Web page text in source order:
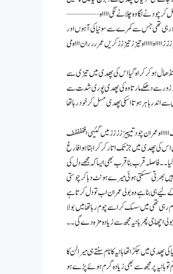
چودنے لگا وہ چلانے لگی ااااه – – – – – – – –
رہی تھی جس سے کمرے سے سونیا کی آہوں اور
ااااه اااااه تیزز تیززز کریں عمرررران اااه می
ہوکر کراہ گیا اس کی پھدی میں تیزی سے
زور سے دھکے مارتا وہ کی پھدی پوری شدت سے
سے اندر باہر ہوتا اسکی پھدی مسل کر خود رہا تھا
عمران چود تیپیززززز میں گئیی افففففف
اس کی پھدی میں جڑ تک اتار کر کراہتا ہوا فارغ
فاصلہ قرب بنا قرب بھی ایسا کہ مجھے دل کی
بھرتی سسکتی ہوئی میرے ہونٹ دبا کر چوستی
ہی بنا ہے وہ بولی عمران اب تو دل کرتا ہے
رہی تھی میں سسک کر اسے چوم رہا تھا میں بولا
اچھا جی پھر ہانیہ مجھ سے زیادہ مزہ دے گی ۔۔
میں جکڑا تھا ہانیہ کا نام سنتے ہی میرا لن کا
ہانیہ پر مجھ سے بھی زیادہ گرم ہوئے پڑے ہو